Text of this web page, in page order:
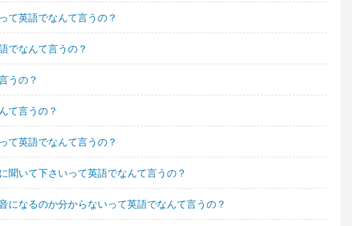
て英語でなんて言うの？
でなんて言うの？
うの？
て言うの？
て英語でなんて言うの？
聞いて下さいって英語でなんて言うの？
になるのか分からないって英語でなんて言うの？